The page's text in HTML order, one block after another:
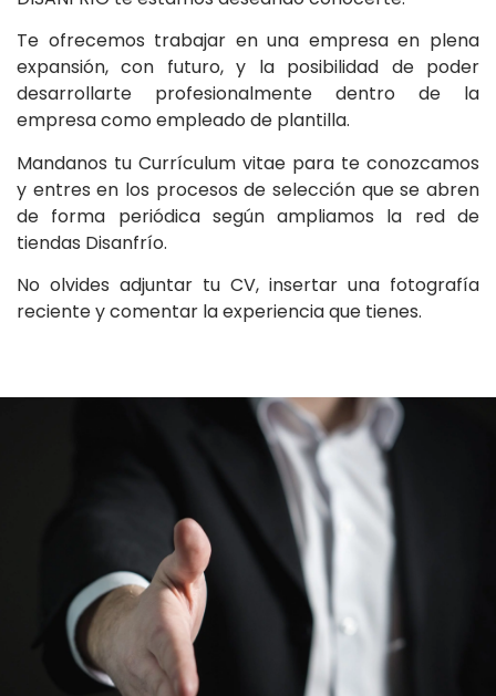
Te ofrecemos trabajar en una empresa en plena
expansión, con futuro, y la posibilidad de poder
desarrollarte profesionalmente dentro de la
empresa como empleado de plantilla.
Mandanos tu Currículum vitae para te conozcamos
y entres en los procesos de selección que se abren
de forma periódica según ampliamos la red de
tiendas Disanfrío.
No olvides adjuntar tu CV, insertar una fotografía
reciente y comentar la experiencia que tienes.